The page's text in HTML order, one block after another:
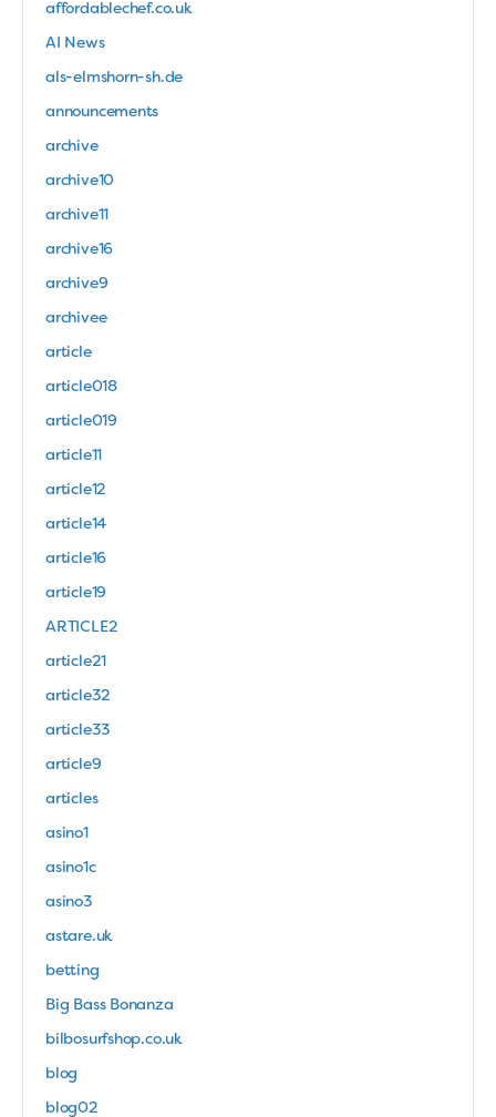
affordablechef.co.uk
AI News
als-elmshorn-sh.de
announcements
archive
archive10
archive11
archive16
archive9
archivee
article
article018
article019
article11
article12
article14
article16
article19
ARTICLE2
article21
article32
article33
article9
articles
asino1
asino1c
asino3
astare.uk
betting
Big Bass Bonanza
bilbosurfshop.co.uk
blog
blog02